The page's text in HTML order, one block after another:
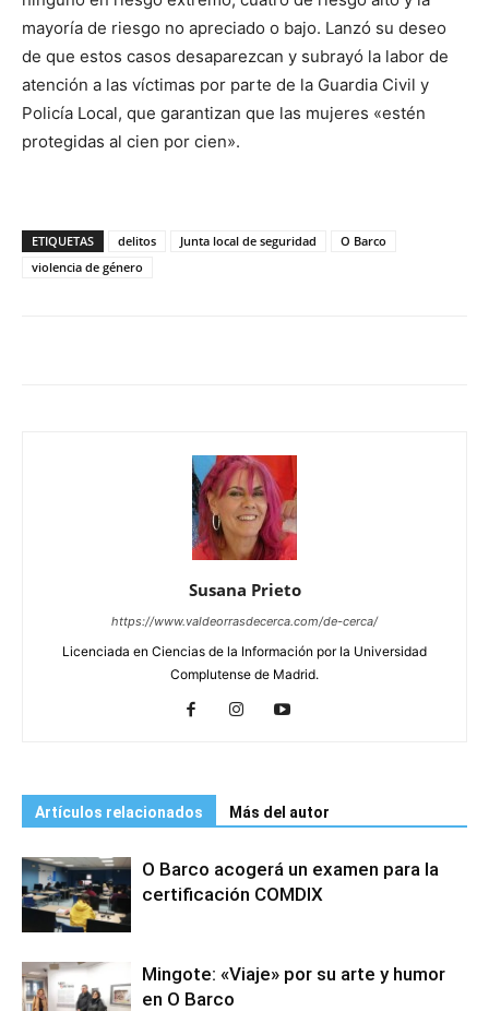
mayoría de riesgo no apreciado o bajo. Lanzó su deseo
de que estos casos desaparezcan y subrayó la labor de
atención a las víctimas por parte de la Guardia Civil y
Policía Local, que garantizan que las mujeres «estén
protegidas al cien por cien».
ETIQUETAS delitos Junta local de seguridad
O Barco
violencia de género
Susana Prieto
https://www.valdeorrasdecerca.com/de-cerca/
Licenciada en Ciencias de la Información por la Universidad
Complutense de Madrid.
Artículos relacionados Más del autor
O Barco acogerá un examen para la
certificación COMDIX
Mingote: «Viaje» por su arte y humor
en O Barco